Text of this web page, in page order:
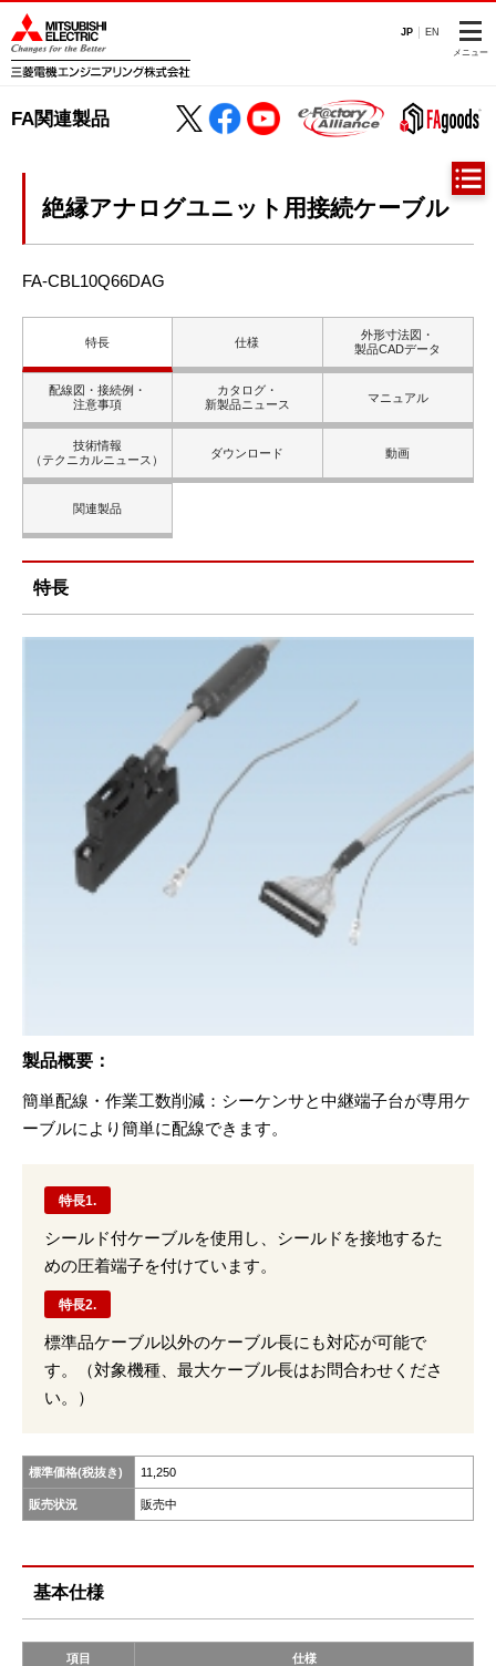
JP EN
メニュー
FA関連製品
絶縁アナログユニット用接続ケーブル
FA-CBL10Q66DAG
特長 仕様
外形寸法図・
製品CADデータ
配線図・接続例・
注意事項
カタログ・
新製品ニュース
マニュアル
技術情報
（テクニカルニュース）
ダウンロード 動画
関連製品
特長
製品概要：
簡単配線・作業⼯数削減：シーケンサと中継端⼦台が専⽤ケ
ーブルにより簡単に配線できます。
特長1.
シールド付ケーブルを使用し、シールドを接地するた
めの圧着端子を付けています。
特長2.
標準品ケーブル以外のケーブル長にも対応が可能で
す。（対象機種、最大ケーブル長はお問合わせくださ
い。）
標準価格(税抜き) 11,250
販売状況 販売中
基本仕様
項目 仕様